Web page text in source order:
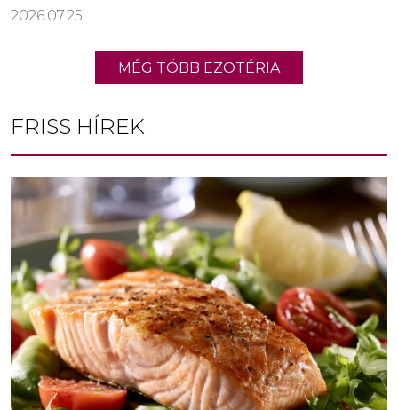
2026.07.25.
MÉG TÖBB EZOTÉRIA
FRISS HÍREK